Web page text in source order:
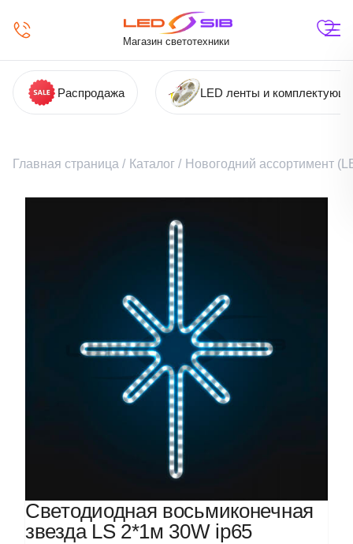
Магазин светотехники
Распродажа LED ленты и
Главная страница / Каталог / Новогодний ассортимент
Светодиодная восьмиконечная
звезда LS 2*1м 30W ip65